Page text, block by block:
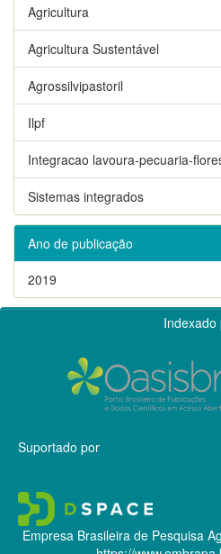
Agricultura
Agricultura Sustentável
Agrossilvipastoril
Ilpf
Integracao lavoura-pecuaria-
Sistemas integrados
Ano de publicação
2019
Indexado
Suportado por
Empresa Brasileira de Pesquisa